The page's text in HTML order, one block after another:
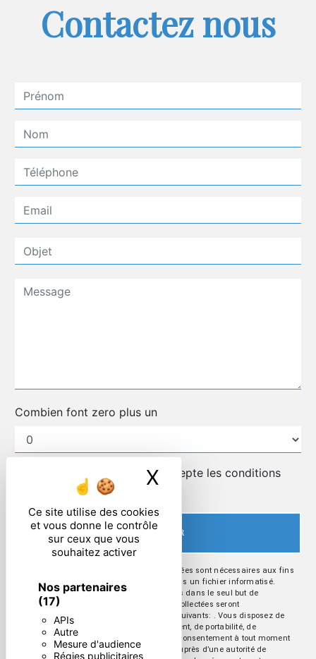
Ce site utilise des cookies
et vous donne le contrôle
sur ceux que vous
souhaitez activer
Nos partenaires
(17)
APIs
Autre
Mesure d'audience
Régies publicitaires
X Masquer le
Contactez nous
Combien font zero plus un
En cochant cette case, j'accepte les conditions
particulières ci-dessous **
ENVOYER
** Les données personnelles communiquées sont nécessaires aux fins
de vous contacter et sont enregistrées dans un fichier informatisé.
Elles sont destinées à et ses sous-traitants dans le seul but de
répondre à votre message. Les données collectées seront
communiquées aux seuls destinataires suivants: . Vous disposez de
droits d’accès, de rectification, d’effacement, de portabilité, de
limitation, d’opposition, de retrait de votre consentement à tout moment
et du droit d’introduire une réclamation auprès d’une autorité de